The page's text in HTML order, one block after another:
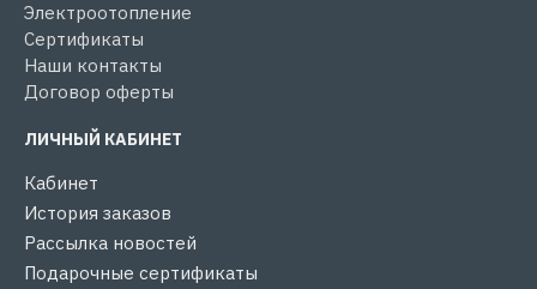
Электроотопление
Сертификаты
Наши контакты
Договор оферты
ЛИЧНЫЙ КАБИНЕТ
Кабинет
История заказов
Рассылка новостей
Подарочные сертификаты